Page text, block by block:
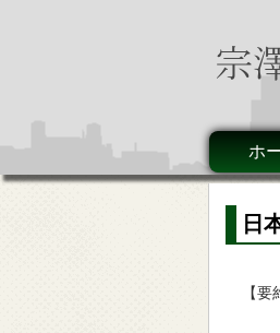
ホ
日
【要